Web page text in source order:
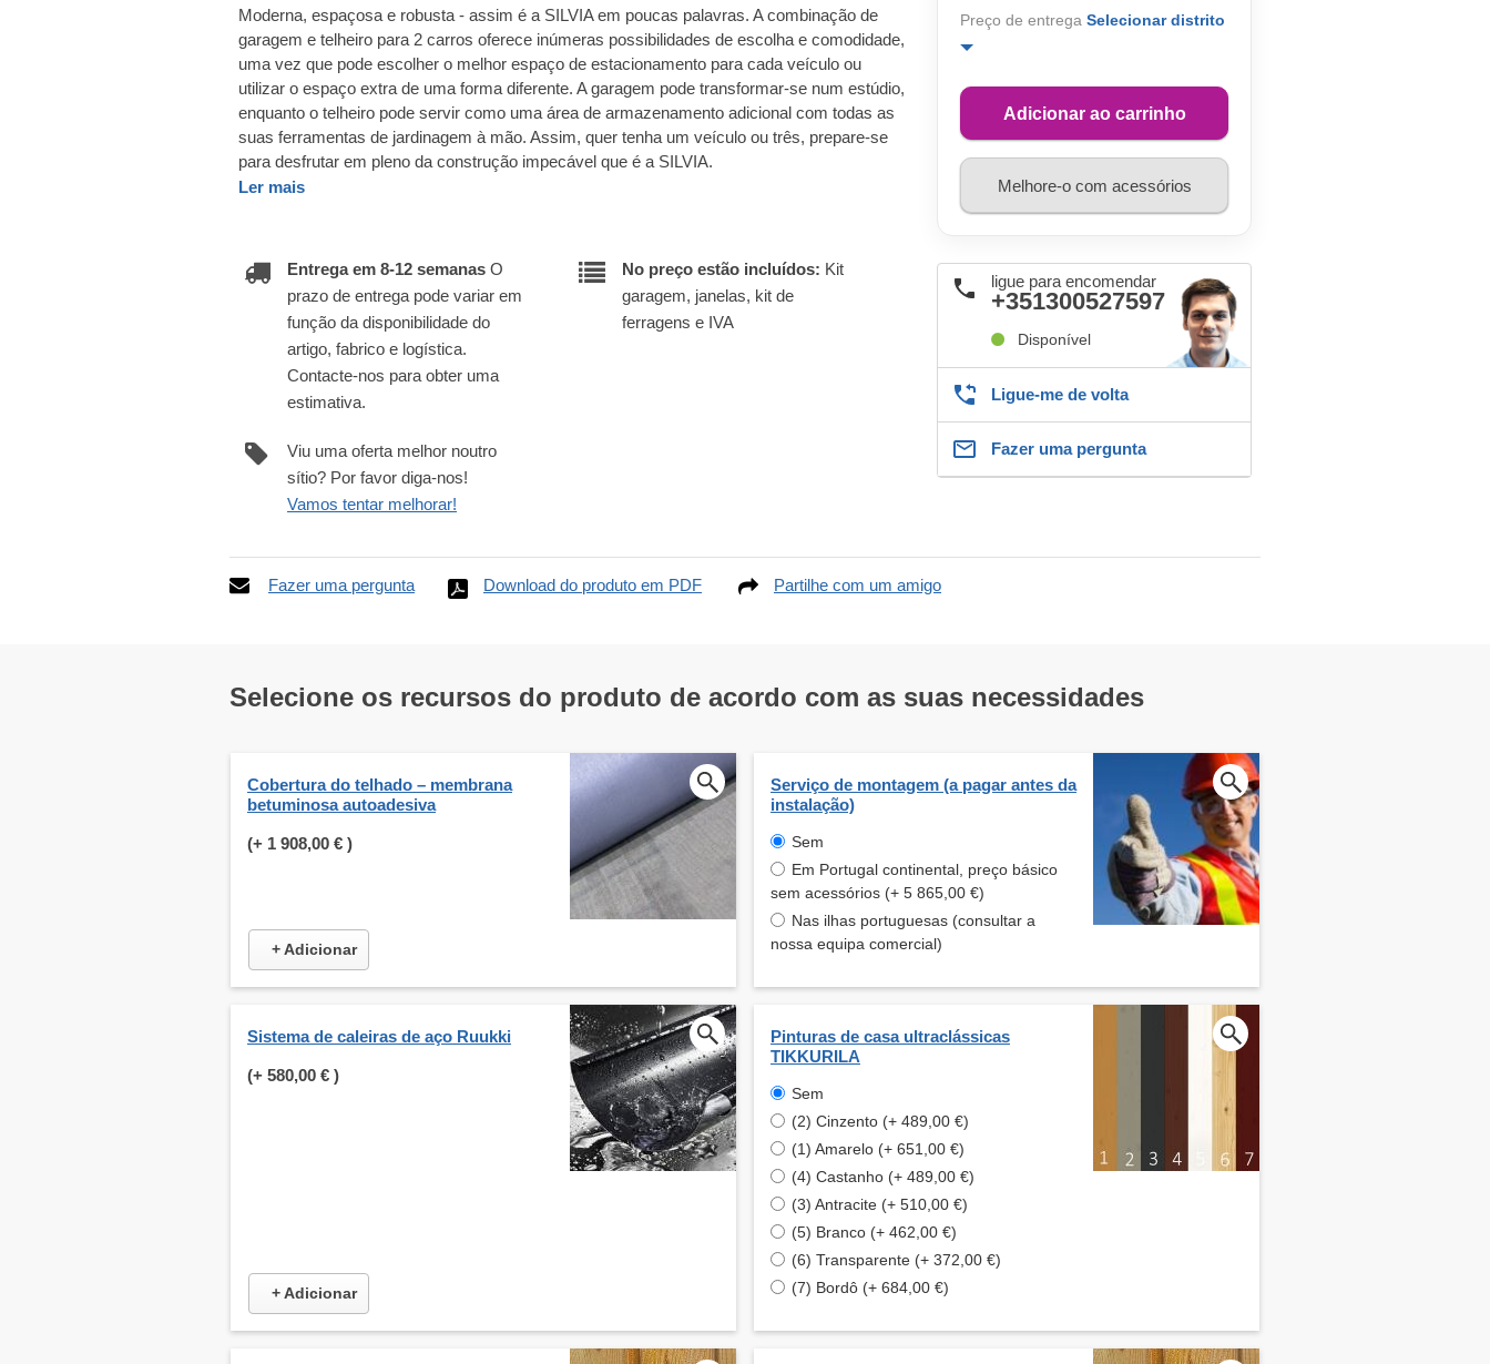
Moderna, espaçosa e robusta - assim é a SILVIA em poucas palavras. A combinação de
garagem e telheiro para 2 carros oferece inúmeras possibilidades de escolha e comodidade,
uma vez que pode escolher o melhor espaço de estacionamento para cada veículo ou
utilizar o espaço extra de uma forma diferente. A garagem pode transformar-se num estúdio,
enquanto o telheiro pode servir como uma área de armazenamento adicional com todas as
suas ferramentas de jardinagem à mão. Assim, quer tenha um veículo ou três, prepare-se
para desfrutar em pleno da construção impecável que é a SILVIA.
Ler mais
Entrega em 8-12 semanas O
prazo de entrega pode variar em
função da disponibilidade do
artigo, fabrico e logística.
Contacte-nos para obter uma
estimativa.
No preço estão incluídos: Kit
garagem, janelas, kit de
ferragens e IVA
Viu uma oferta melhor noutro
sítio? Por favor diga-nos!
Vamos tentar melhorar!
Preço de entrega Selecionar distrito
Adicionar ao carrinho
Melhore-o com acessórios
ligue para encomendar
+351300527597
Disponível
Ligue-me de volta
Fazer uma pergunta
Fazer uma pergunta Download do produto em PDF Partilhe com um amigo
Selecione os recursos do produto de acordo com as suas necessidades
Cobertura do telhado – membrana
betuminosa autoadesiva
(+ 1 908,00 € )
+ Adicionar
Serviço de montagem (a pagar antes da
instalação)
Sem
Em Portugal continental, preço básico
sem acessórios (+ 5 865,00 €)
Nas ilhas portuguesas (consultar a
nossa equipa comercial)
Sistema de caleiras de aço Ruukki
(+ 580,00 € )
+ Adicionar
Pinturas de casa ultraclássicas
TIKKURILA
Sem
(2) Cinzento (+ 489,00 €)
(1) Amarelo (+ 651,00 €)
(4) Castanho (+ 489,00 €)
(3) Antracite (+ 510,00 €)
(5) Branco (+ 462,00 €)
(6) Transparente (+ 372,00 €)
(7) Bordô (+ 684,00 €)